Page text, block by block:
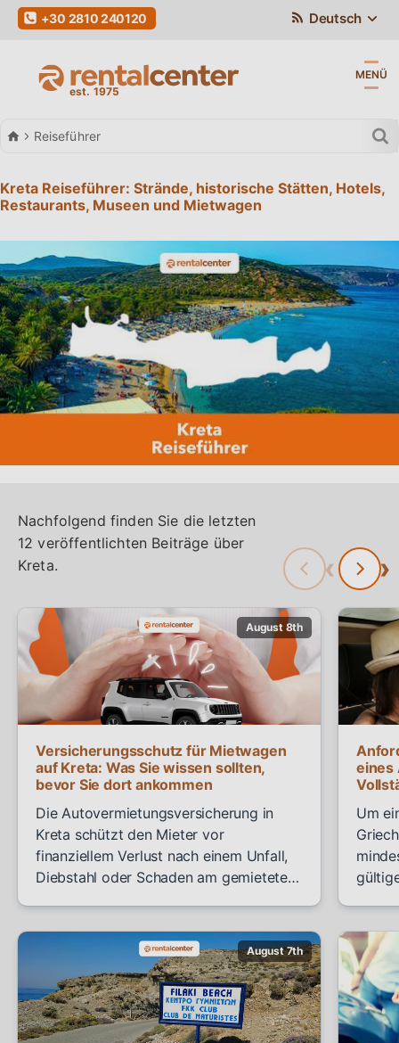
Deutsch
+30 2810 240120
MENÜ
Autovermietung
Reiseführer
Kreta Reiseführer: Strände, historische Stätten, Hotels,
Restaurants, Museen und Mietwagen
Nachfolgend finden Sie die letzten
12 veröffentlichten Beiträge über
Kreta.
‹
Versicherungsschutz für Mietwagen
auf Kreta: Was Sie wissen sollten,
bevor Sie dort ankommen
Die Autovermietungsversicherung in
Kreta schützt den Mieter vor
finanziellem Verlust nach einem Unfall,
Diebstahl oder Schaden am gemieteten
Reisende am häufigsten stellen: Jede
Miete beinhaltet standardmäßig eine
Haftpflichtversicherung, und unser
Premium-Versicherungspaket hat KEINE
Selbstbeteiligung bei der…
eines
Um
EU-,
›